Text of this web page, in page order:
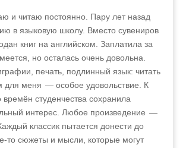
и читаю постоянно. Пару лет назад
в языковую школу. Вместо сувениров
книг на английском. Заплатила за
но осталась очень довольна.
печать, подлинный язык: читать
для меня — особое удовольствие. К
времён студенчества сохранила
интерес. Любое произведение —
классик пытается донести до
то сюжеты и мысли, которые могут